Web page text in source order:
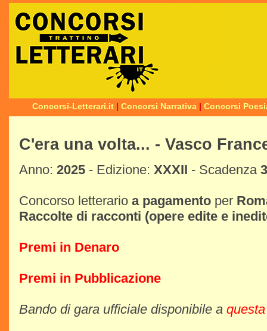
Concorsi-Letterari.it | Concorsi Narrativa | Concorsi
C'era una volta... - Vasco
Anno: 2025 - Edizione: XXXII - Scadenza
Concorso letterario a pagamento per
Raccolte di racconti (opere edite e
Premi in Denaro
Premi in Pubblicazione
Bando di gara ufficiale disponibile a